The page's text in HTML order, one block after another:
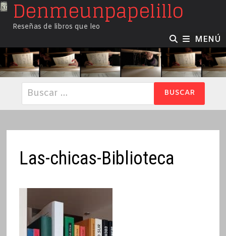
SaltarDenmeunpapelillo
Reseñas de libros que leo
MENÚ
Buscar:
Las-chicas-Biblioteca